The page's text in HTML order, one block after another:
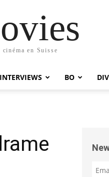
en Suisse
INTERVIEWS BO